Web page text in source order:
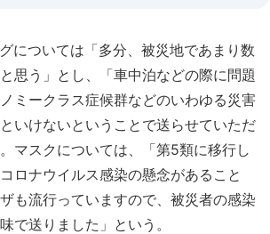
については「多分、被災地であまり数
思う」とし、「車中泊などの際に問題
ミークラス症候群などのいわゆる災害
いけないということで送らせていただ
マスクについては、「第5類に移行し
ロナウイルス感染の懸念があること
も流行っていますので、被災者の感染
で送りました」という。